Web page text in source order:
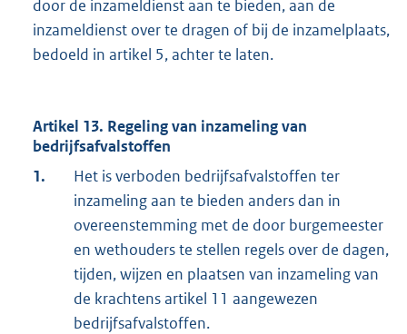
door de inzameldienst aan te bieden, aan de
inzameldienst over te dragen of bij de inzamelplaats,
bedoeld in artikel 5, achter te laten.
Artikel 13. Regeling van inzameling van
bedrijfsafvalstoffen
1.
Het is verboden bedrijfsafvalstoffen ter
inzameling aan te bieden anders dan in
overeenstemming met de door burgemeester
en wethouders te stellen regels over de dagen,
tijden, wijzen en plaatsen van inzameling van
de krachtens artikel 11 aangewezen
bedrijfsafvalstoffen.